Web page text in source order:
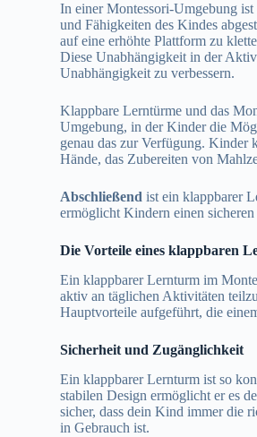
In einer Montessori-Umgebung
und Fähigkeiten des Kindes
auf eine erhöhte Plattform zu
Diese Unabhängigkeit in der
Unabhängigkeit zu verbessern.
Klappbare Lerntürme und das
Umgebung, in der Kinder die
genau das zur Verfügung. Kinder
Hände, das Zubereiten von
Abschließend ist ein klappbarer
ermöglicht Kindern einen
Die Vorteile eines klappbaren
Ein klappbarer Lernturm im
aktiv an täglichen Aktivitäten
Hauptvorteile aufgeführt, die
Sicherheit und Zugänglichkeit
Ein klappbarer Lernturm ist so
stabilen Design ermöglicht er es
sicher, dass dein Kind immer die
in Gebrauch ist.